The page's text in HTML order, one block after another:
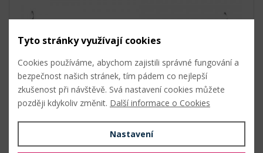
Výška: 4,2 cm
Bez zoubků
Tyto stránky využívají cookies
Cookies používáme, abychom zajistili správné fungování a
bezpečnost našich stránek, tím pádem co nejlepší
zkušenost při návštěvě. Svá nastavení cookies můžete
později kdykoliv změnit. Další informace o Cookies
Nastavení